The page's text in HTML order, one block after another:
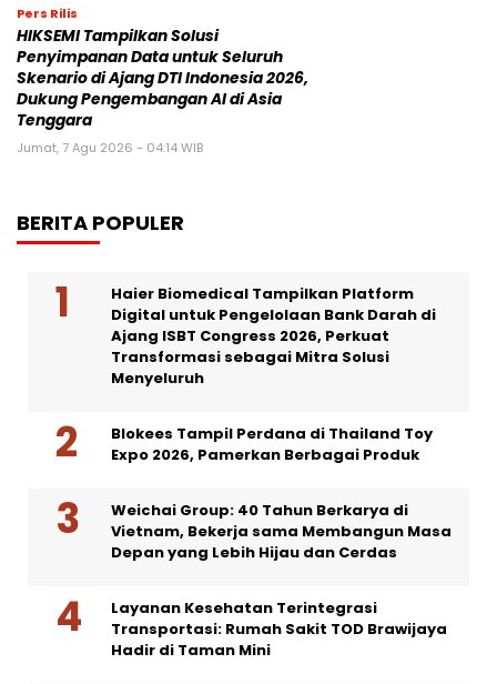
Pers Rilis
HIKSEMI Tampilkan Solusi
Penyimpanan Data untuk Seluruh
Skenario di Ajang DTI Indonesia 2026,
Dukung Pengembangan AI di Asia
Tenggara
Jumat, 7 Agu 2026 - 04:14 WIB
BERITA POPULER
Haier Biomedical Tampilkan Platform
Digital untuk Pengelolaan Bank Darah di
Ajang ISBT Congress 2026, Perkuat
Transformasi sebagai Mitra Solusi
Menyeluruh
Blokees Tampil Perdana di Thailand Toy
Expo 2026, Pamerkan Berbagai Produk
Weichai Group: 40 Tahun Berkarya di
Vietnam, Bekerja sama Membangun Masa
Depan yang Lebih Hijau dan Cerdas
Layanan Kesehatan Terintegrasi
Transportasi: Rumah Sakit TOD Brawijaya
Hadir di Taman Mini